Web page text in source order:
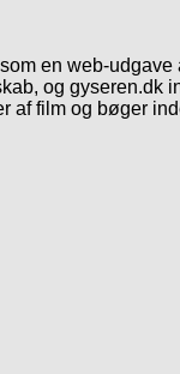
en web-
og
af film og bøger